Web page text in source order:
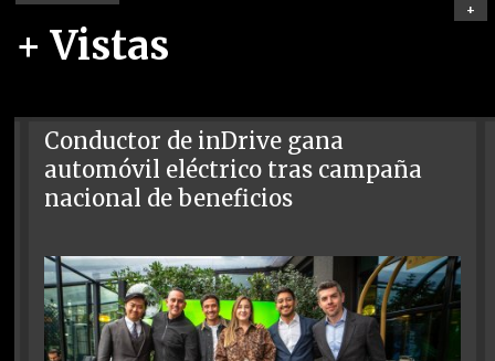
+ Vistas
+
Conductor de inDrive gana
automóvil eléctrico tras campaña
nacional de beneficios